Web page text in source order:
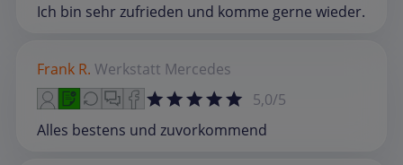
Ich bin sehr zufrieden und komme gerne wieder.
Frank R. Werkstatt Mercedes
5,0/5
Alles bestens und zuvorkommend